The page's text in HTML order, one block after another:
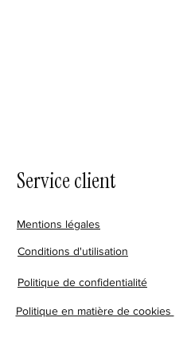
Service client
Mentions légales
Politique en matière de cookies
Politique de confidentialité
Conditions d'utilisation